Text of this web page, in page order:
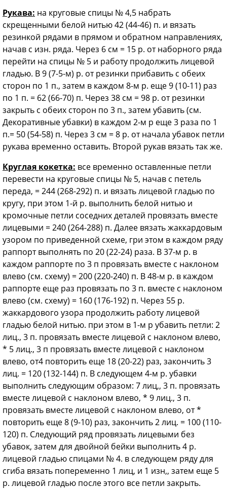
Рукава: на круговые спицы № 4,5 набрать
скрещенными белой нитью 42 (44-46) п. и вязать
резинкой рядами в прямом и обратном направлениях,
начав с изн. ряда. Через 6 см = 15 р. от наборного ряда
перейти на спицы № 5 и работу продолжить лицевой
гладью. В 9 (7-5-м) р. от резинки прибавить с обеих
сторон по 1 п., затем в каждом 8-м р. еще 9 (10-11) раз
по 1 п. = 62 (66-70) п. Через 38 см = 98 р. от резинки
закрыть с обеих сторон по 3 п., затем убавить (см.
Декоративные убавки) в каждом 2-м р еще 3 раза по 1
п.= 50 (54-58) п. Через 3 см = 8 р. от начала убавок петли
рукава временно оставить. Второй рукав вязать так же.
Круглая кокетка: все временно оставленные петли
перевести на круговые спицы № 5, начав с петель
переда, = 244 (268-292) п. и вязать лицевой гладью по
кругу, при этом 1-й р. выполнить белой нитью и
кромочные петли соседних деталей провязать вместе
лицевыми = 240 (264-288) п. Далее вязать жаккардовым
узором по приведенной схеме, гри этом в каждом ряду
раппорт выполнять по 20 (22-24) раза. В 37-м р. в
каждом раппорте по 3 п провязать вместе с наклоном
влево (см. схему) = 200 (220-240) п. В 48-м р. в каждом
раппорте еще раз провязать по 3 п. вместе с наклоном
влево (см. схему) = 160 (176-192) п. Через 55 р.
жаккардового узора продолжить работу лицевой
гладью белой нитью. при этом в 1-м р убавить петли: 2
лиц., 3 п. провязать вместе лицевой с наклоном влево,
* 5 лиц., 3 п провязать вместе лицевой с наклоном
влево, от4 повторить еще 18 (20-22) раз, закончить 3
лиц. = 120 (132-144) п. В следующем 4-м р. убавки
выполнить следующим образом: 7 лиц,, 3 п. провязать
вместе лицевой с наклоном влево, * 9 лиц., 3 п.
провязать вместе лицевой с наклоном влево, от *
повторить еще 8 (9-10) раз, закончить 2 лиц. = 100 (110-
120) п. Следующий ряд провязать лицевыми без
убавок, затем для двойной бейки выполнить 4 р.
лицевой гладью спицами № 4. в следующем ряду для
сгиба вязать попеременно 1 лиц, и 1 изн,, затем еще 5
р. лицевой гладью после этого все петли закрыть.